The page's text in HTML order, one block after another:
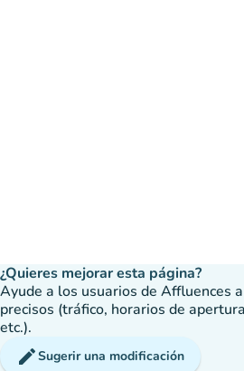
¿Quieres mejorar esta página?
Ayude a los usuarios de Affluences
precisos (tráfico, horarios de
etc.).
editSugerir una modificación